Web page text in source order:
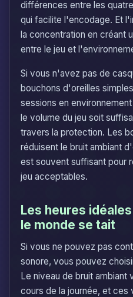
différences entre les
qui facilite l'encodage. Et
la concentration en créant
entre le jeu et
Si vous n'avez pas de
bouchons d'oreilles
sessions en
le volume du jeu soit
travers la protection. Les
réduisent le bruit ambiant
est souvent suffisant pour
jeu acceptables.
Les heures
le monde se tait
Si vous ne pouvez pas
sonore, vous pouvez
Le niveau de bruit ambiant
cours de la journée, et ces